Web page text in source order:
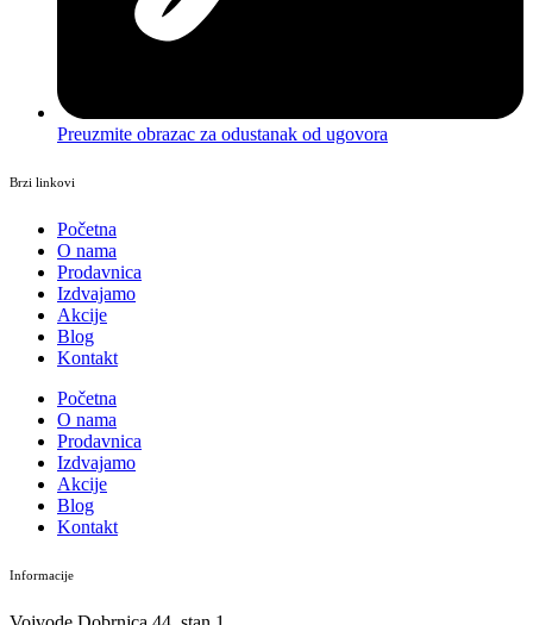
Preuzmite obrazac za odustanak od ugovora
Brzi linkovi
Početna
O nama
Prodavnica
Izdvajamo
Akcije
Blog
Kontakt
Početna
O nama
Prodavnica
Izdvajamo
Akcije
Blog
Kontakt
Informacije